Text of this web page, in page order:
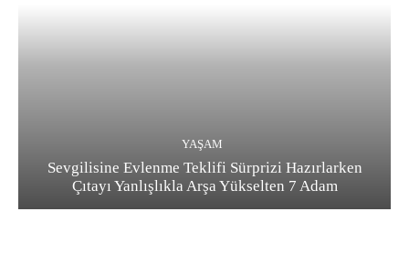
YAŞAM
Sevgilisine Evlenme Teklifi Sürprizi Hazırlarken
Çıtayı Yanlışlıkla Arşa Yükselten 7 Adam